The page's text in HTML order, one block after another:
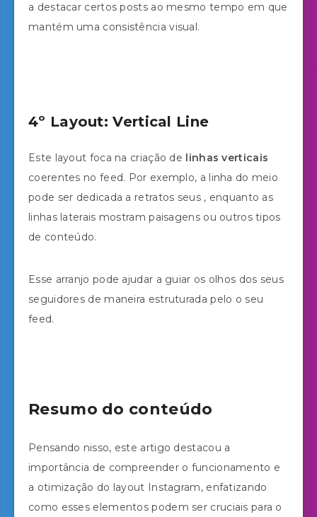
a destacar certos posts ao mesmo tempo em que
mantém uma consistência visual.
4º Layout: Vertical Line
Este layout foca na criação de
linhas verticais
coerentes no feed. Por exemplo, a linha do meio
pode ser dedicada a retratos seus , enquanto as
linhas laterais mostram paisagens ou outros tipos
de conteúdo.
Esse arranjo pode ajudar a guiar os olhos dos seus
seguidores de maneira estruturada pelo o seu
feed.
Resumo do conteúdo
Pensando nisso, este artigo destacou a
importância de compreender o funcionamento e
a otimização do layout Instagram, enfatizando
como esses elementos podem ser cruciais para o